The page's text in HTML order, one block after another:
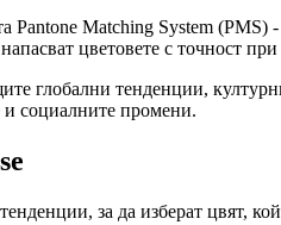
Pantone Matching System
цветовете с точност
глобални тенденции,
и социалните промени.
за да изберат цвят,